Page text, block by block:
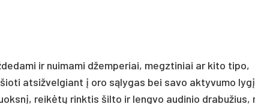
ir nuimami džemperiai, megztiniai ar kito tipo,
atsižvelgiant į oro sąlygas bei savo aktyvumo
reikėtų rinktis šilto ir lengvo audinio drabužius,